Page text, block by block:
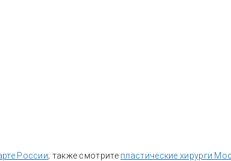
России; также смотрите пластические хирурги